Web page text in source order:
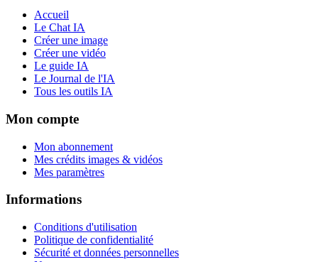
Accueil
Le Chat IA
Créer une image
Créer une vidéo
Le guide IA
Le Journal de l'IA
Tous les outils IA
Mon compte
Mon abonnement
Mes crédits images & vidéos
Mes paramètres
Informations
Conditions d'utilisation
Politique de confidentialité
Sécurité et données personnelles